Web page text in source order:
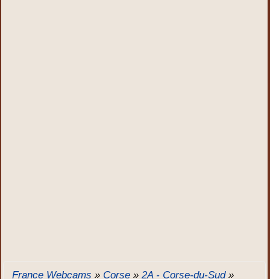
France Webcams » Corse »2A - Corse-du-Sud»